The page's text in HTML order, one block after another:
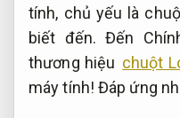
tính, chủ yếu là
biết đến. Đến
thương hiệu chuột
máy tính! Đáp ứng